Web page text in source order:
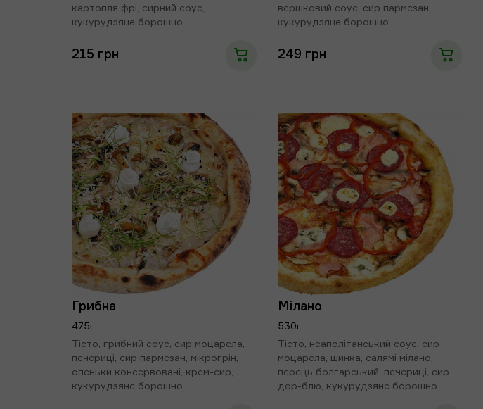
картопля фрі, сирний соус,
кукурудзяне борошно
215 грн
вершковий соус, сир пармезан,
кукурудзяне борошно
249 грн
Грибна
475г
Тісто, грибний соус, сир моцарела,
печериці, сир пармезан, мікрогрін,
опеньки консервовані, крем-сир,
кукурудзяне борошно
Мілано
530г
Тісто, неаполітанський соус, сир
моцарела, шинка, салямі мілано,
перець болгарський, печериці, сир
дор-блю, кукурудзяне борошно